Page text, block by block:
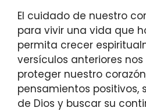
El cuidado de nuestro
para vivir una vida que
permita crecer
versículos anteriores
proteger nuestro
pensamientos positivos,
de Dios y buscar su